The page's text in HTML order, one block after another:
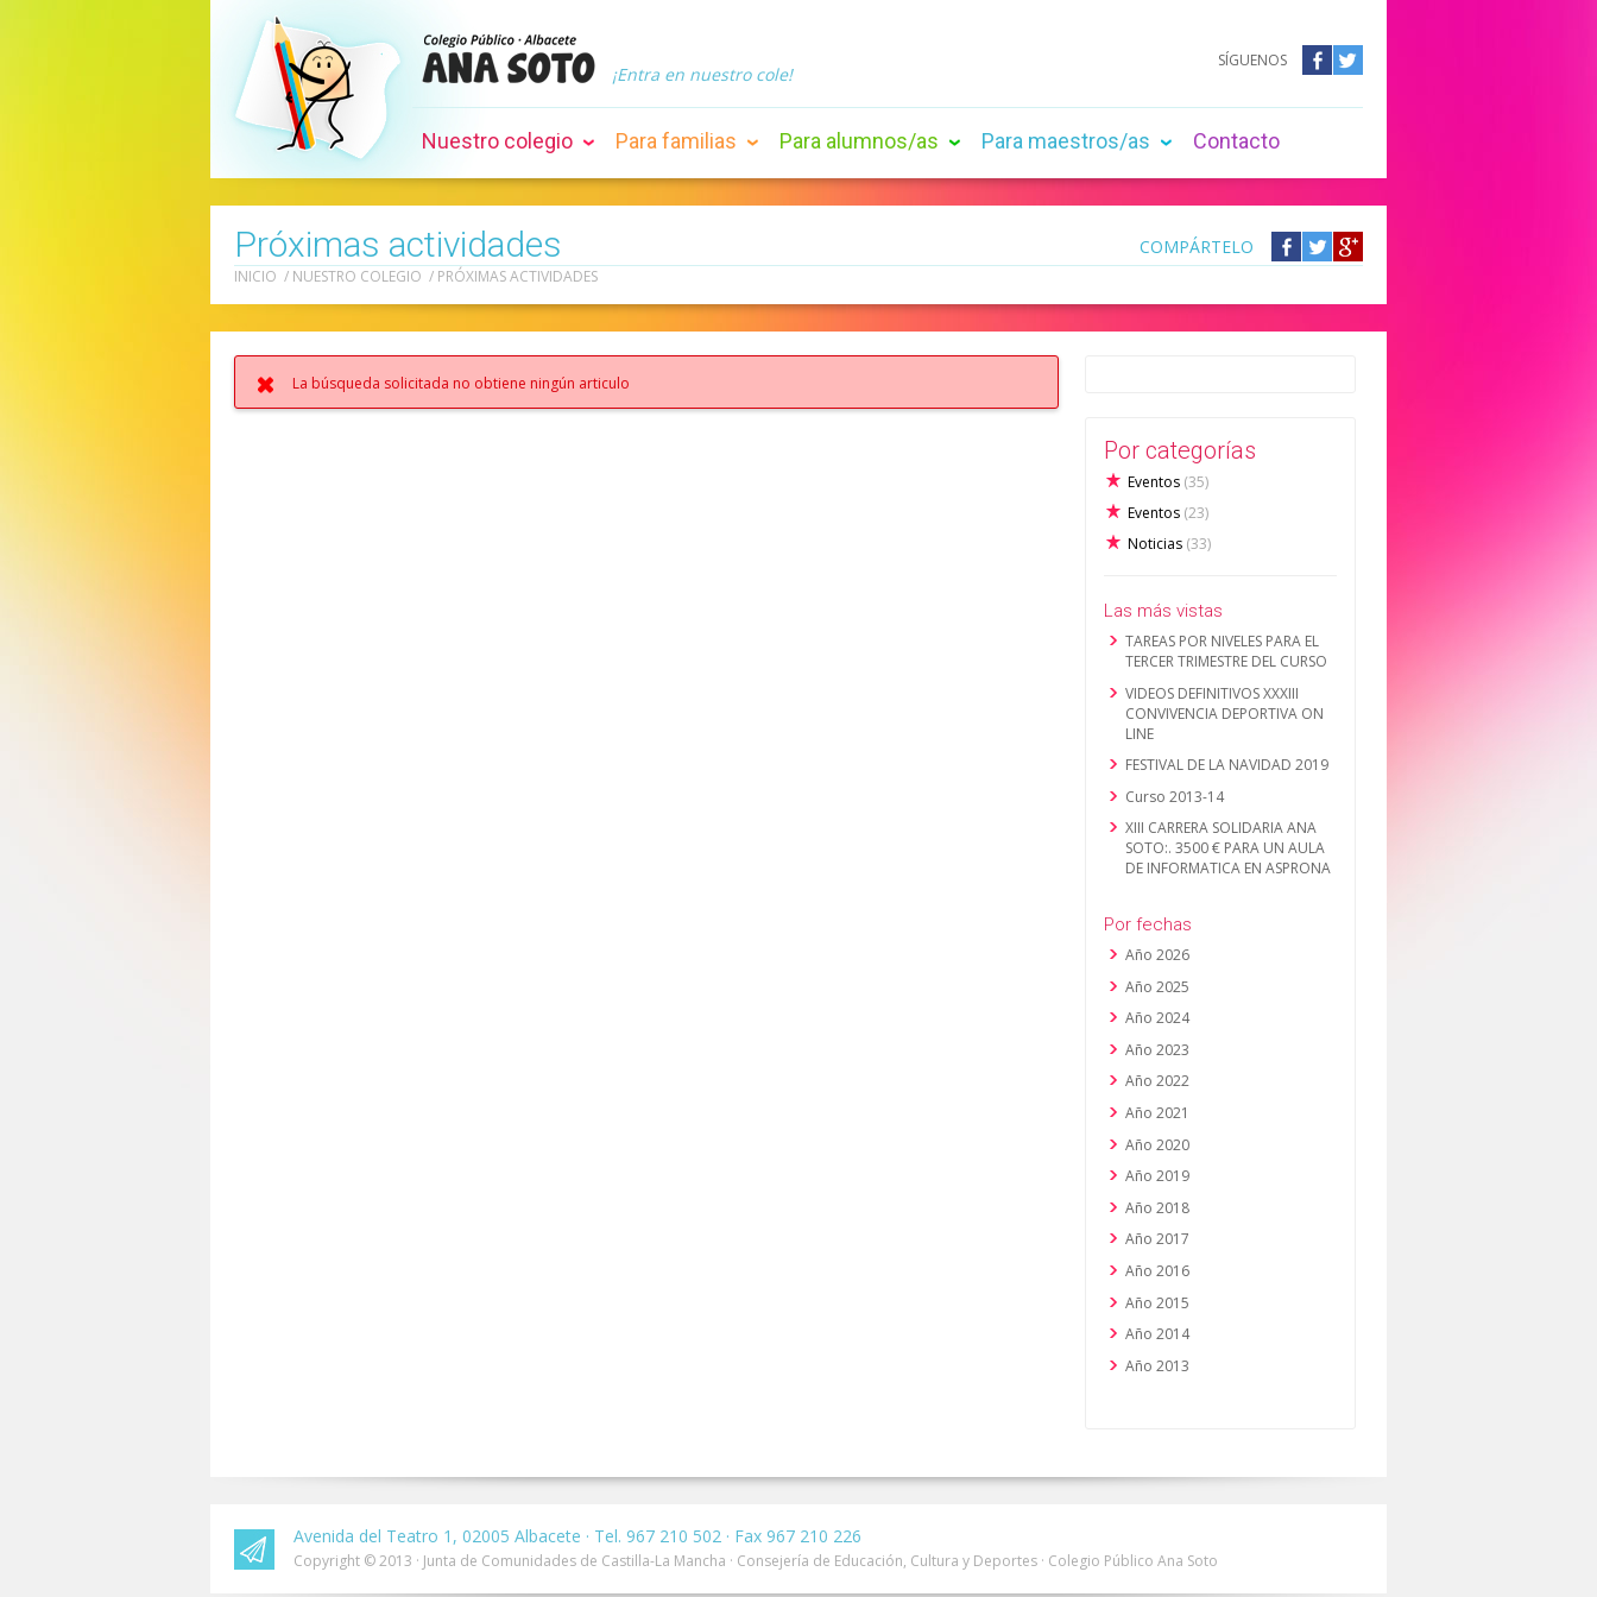
¡Entra en nuestro cole!
SÍGUENOS
Nuestro colegio Para familias Para alumnos/as Para maestros/as Contacto
Próximas actividades COMPÁRTELO
Compártelo
Facebook
Compártelo
Twitter
Compártelo
Google
INICIO / NUESTRO COLEGIO / PRÓXIMAS ACTIVIDADES
La búsqueda solicitada no obtiene ningún articulo
Por categorías
Eventos (35)
Eventos (23)
Noticias (33)
Las más vistas
TAREAS POR NIVELES PARA EL
TERCER TRIMESTRE DEL CURSO
VIDEOS DEFINITIVOS XXXIII
CONVIVENCIA DEPORTIVA ON
LINE
FESTIVAL DE LA NAVIDAD 2019
Curso 2013-14
XIII CARRERA SOLIDARIA ANA
SOTO:. 3500 € PARA UN AULA
DE INFORMATICA EN ASPRONA
Por fechas
Año 2026
Año 2025
Año 2024
Año 2023
Año 2022
Año 2021
Año 2020
Año 2019
Año 2018
Año 2017
Año 2016
Año 2015
Año 2014
Año 2013
Avenida del Teatro 1, 02005 Albacete · Tel. 967 210 502 · Fax 967 210 226
Copyright © 2013 · Junta de Comunidades de Castilla-La Mancha · Consejería de Educación, Cultura y Deportes · Colegio Público Ana Soto